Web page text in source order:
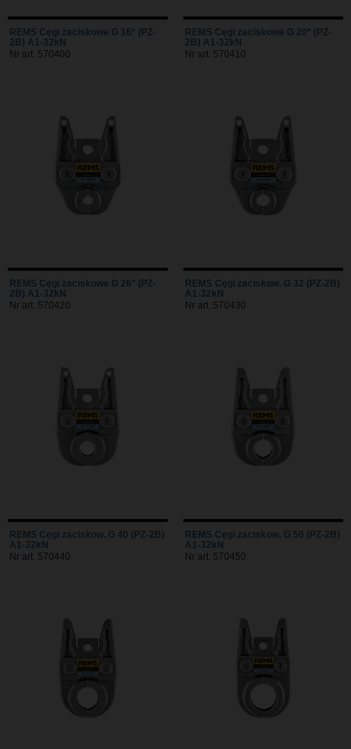
REMS Cęgi zaciskowe G 16* (PZ-
2B) A1-32kN
Nr art. 570400
REMS Cęgi zaciskowe G 20* (PZ-
2B) A1-32kN
Nr art. 570410
REMS Cęgi zaciskowe G 26* (PZ-
2B) A1-32kN
Nr art. 570420
REMS Cęgi zaciskow. G 32 (PZ-2B)
A1-32kN
Nr art. 570430
REMS Cęgi zaciskow. G 40 (PZ-2B)
A1-32kN
Nr art. 570440
REMS Cęgi zaciskow. G 50 (PZ-2B)
A1-32kN
Nr art. 570450